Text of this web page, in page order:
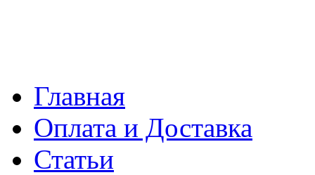
Главная
Оплата и Доставка
Статьи